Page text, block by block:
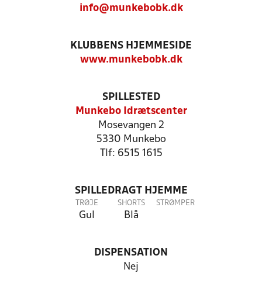
info@munkebobk.dk
KLUBBENS HJEMMESIDE
www.munkebobk.dk
SPILLESTED
Munkebo Idrætscenter
Mosevangen 2
5330 Munkebo
Tlf: 6515 1615
SPILLEDRAGT HJEMME
TRØJE
Gul
SHORTS
Blå
STRØMPER
DISPENSATION
Nej